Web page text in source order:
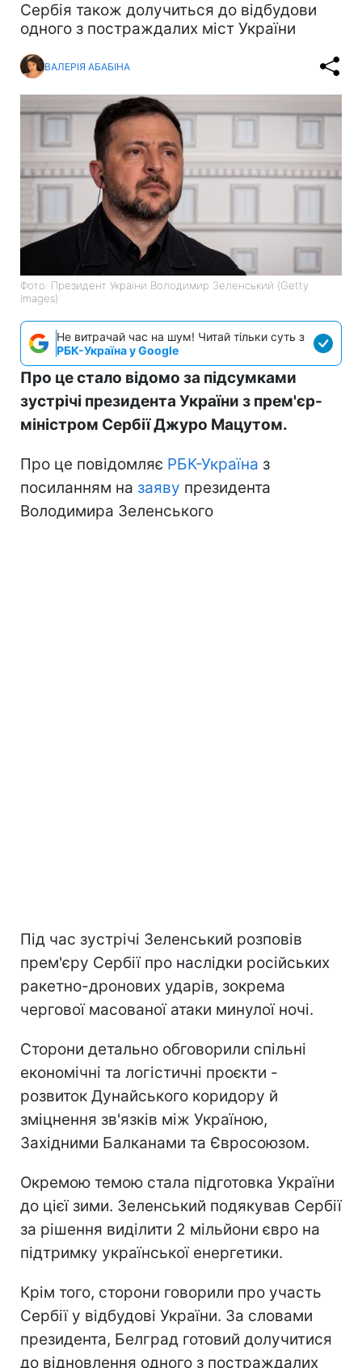
Сербія також долучиться до відбудови
одного з постраждалих міст України
ВАЛЕРІЯ АБАБІНА
Фото: Президент України Володимир Зеленський (Getty
Images)
Не витрачай час на шум! Читай тільки суть з
РБК-Україна у Google
Про це стало відомо за підсумками
зустрічі президента України з прем'єр-
міністром Сербії Джуро Мацутом.
Про це повідомляє РБК-Україна з
посиланням на заяву президента
Володимира Зеленського
Під час зустрічі Зеленський розповів
прем'єру Сербії про наслідки російських
ракетно-дронових ударів, зокрема
чергової масованої атаки минулої ночі.
Сторони детально обговорили спільні
економічні та логістичні проєкти -
розвиток Дунайського коридору й
зміцнення зв'язків між Україною,
Західними Балканами та Євросоюзом.
Окремою темою стала підготовка України
до цієї зими. Зеленський подякував Сербії
за рішення виділити 2 мільйони євро на
підтримку української енергетики.
Крім того, сторони говорили про участь
Сербії у відбудові України. За словами
президента, Белград готовий долучитися
до відновлення одного з постраждалих